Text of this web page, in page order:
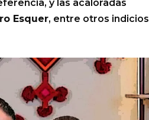
y las acaloradas
Esquer, entre otros indicios